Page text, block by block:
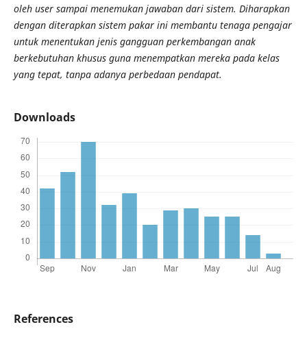
oleh user sampai menemukan jawaban dari sistem. Diharapkan
dengan diterapkan sistem pakar ini membantu tenaga pengajar
untuk menentukan jenis gangguan perkembangan anak
berkebutuhan khusus guna menempatkan mereka pada kelas
yang tepat, tanpa adanya perbedaan pendapat.
Downloads
References